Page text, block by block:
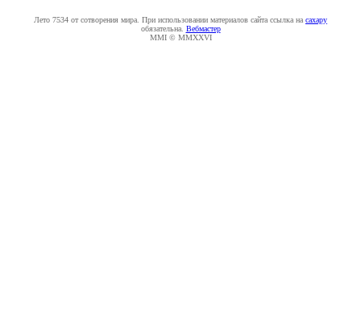
Лето 7534 от сотворения мира. При использовании материалов сайта ссылка на caxapу
обязательна. Вебмастер
MMI © MMXXVI